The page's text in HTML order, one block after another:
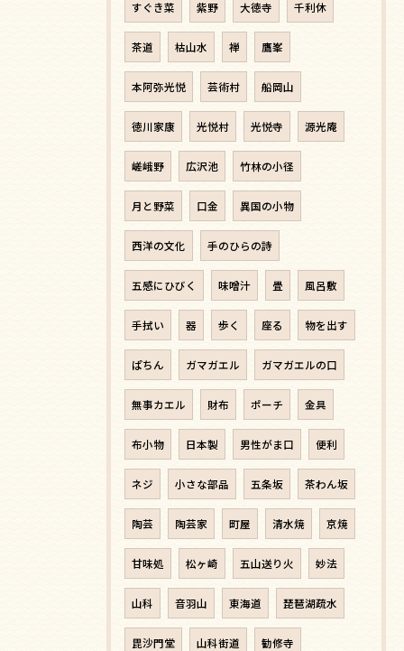
すぐき菜 紫野 大徳寺 千利休
茶道 枯山水 禅 鷹峯
本阿弥光悦 芸術村 船岡山
徳川家康 光悦村 光悦寺 源光庵
嵯峨野 広沢池 竹林の小径
月と野菜 口金 異国の小物
西洋の文化 手のひらの詩
五感にひびく 味噌汁 畳 風呂敷
手拭い 器 歩く 座る 物を出す
ぱちん ガマガエル ガマガエルの口
無事カエル 財布 ポーチ 金具
布小物 日本製 男性がま口 便利
ネジ 小さな部品 五条坂 茶わん坂
陶芸 陶芸家 町屋 清水焼 京焼
甘味処 松ヶ崎 五山送り火 妙法
山科 音羽山 東海道 琵琶湖疏水
毘沙門堂 山科街道 勧修寺